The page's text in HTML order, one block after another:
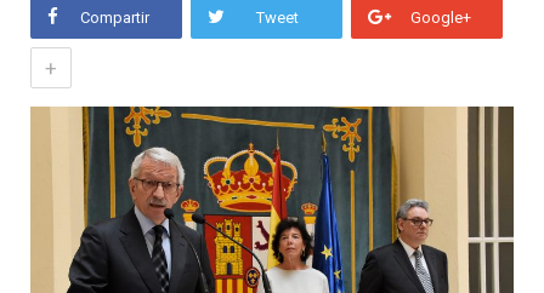
Compartir Tweet Google+
+